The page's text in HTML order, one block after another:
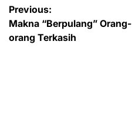
Post
navigation
Previous:
Makna “Berpulang” Orang-
orang Terkasih